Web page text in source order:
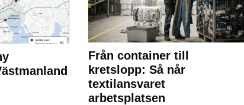
Från container till
kretslopp: Så når
textilansvaret
arbetsplatsen